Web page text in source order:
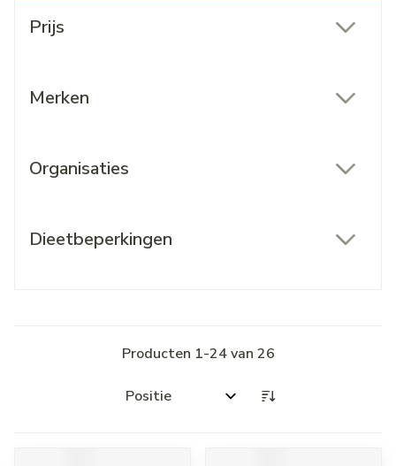
Prijs
Merken
Organisaties
Dieetbeperkingen
Producten 1-24van 26
Sorteer op: